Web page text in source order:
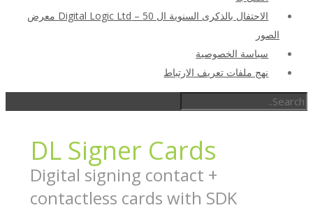
الاحتفال بالذكرى السنوية ال 50 – Digital Logic Ltd معرض
الصور
سياسة الخصوصية
نهج ملفات تعريف الارتباط
DL Signer Cards
Digital signing contact +
contactless cards with SDK